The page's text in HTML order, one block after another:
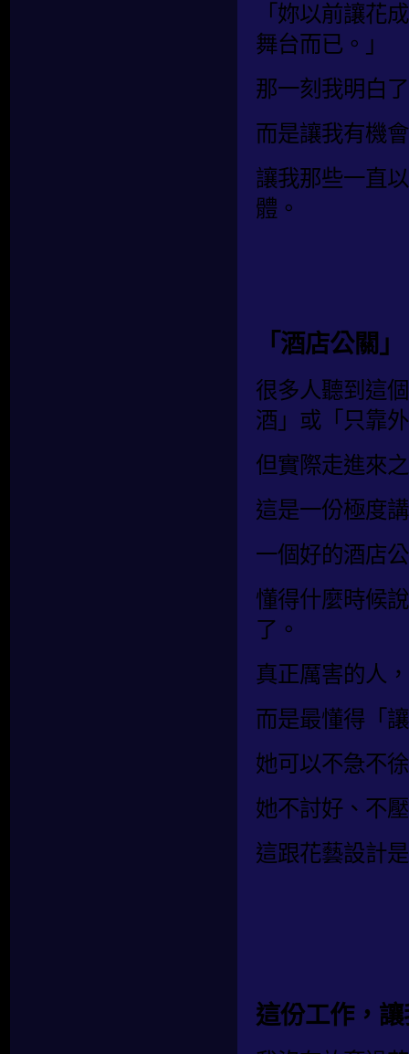
「妳以前讓花
舞台而已。」
那一刻我明白
而是讓我有機
讓我那些一直
體。
「酒店公關
很多人聽到這
酒」或「只靠
但實際走進來
這是一份極度
一個好的酒店
懂得什麼時候
了。
真正厲害的人
而是最懂得「
她可以不急不
她不討好、不
這跟花藝設計
這份工作，